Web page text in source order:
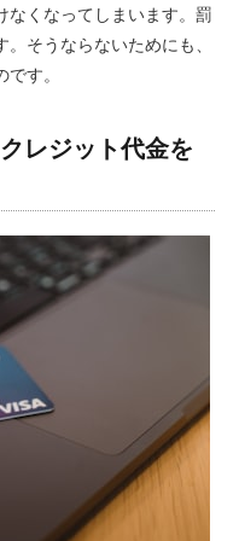
なくなってしまいます。罰
そうならないためにも、
す。
レジット代金を